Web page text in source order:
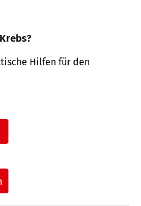
Hilfen für den